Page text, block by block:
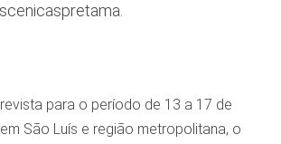
para o período de 13 a 17 de
São Luís e região metropolitana, o